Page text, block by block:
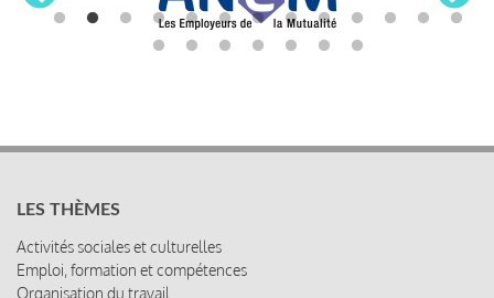
LES THÈMES
Activités sociales et culturelles
Emploi, formation et compétences
Organisation du travail